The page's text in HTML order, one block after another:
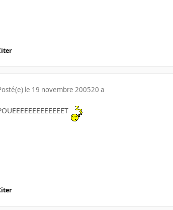
le 19 novembre 200520 a